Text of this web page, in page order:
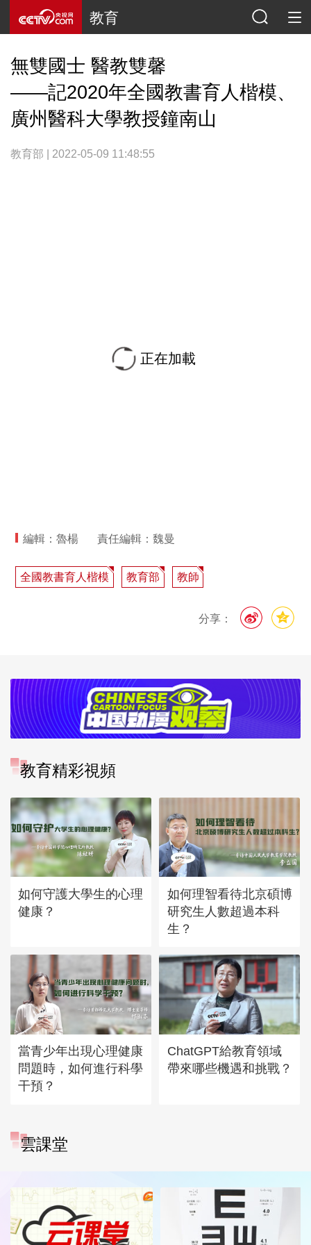
教育
無雙國士 醫教雙馨
——記2020年全國教書育人楷模、
廣州醫科大學教授鐘南山
教育部 | 2022-05-09 11:48:55
正在加載
編輯：魯楊 責任編輯：魏曼
全國教書育人楷模 教育部 教師
分享：
教育精彩視頻
如何守護大學生的心理
健康？
如何理智看待北京碩博
研究生人數超過本科
生？
當青少年出現心理健康
問題時，如何進行科學
干預？
ChatGPT給教育領域
帶來哪些機遇和挑戰？
雲課堂